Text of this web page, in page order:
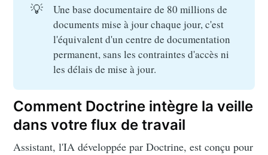
💡
Une base documentaire de 80 millions de
documents mise à jour chaque jour, c'est
l'équivalent d'un centre de documentation
permanent, sans les contraintes d'accès ni
les délais de mise à jour.
Comment Doctrine intègre la veille
dans votre flux de travail
Assistant, l'IA développée par Doctrine, est conçu pour